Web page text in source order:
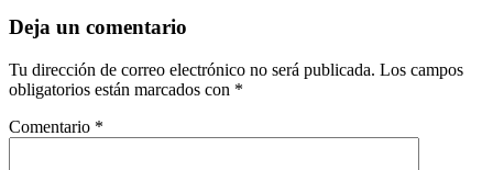
Deja un comentario
Tu dirección de correo electrónico no será publicada. Los campos
obligatorios están marcados con *
Comentario *